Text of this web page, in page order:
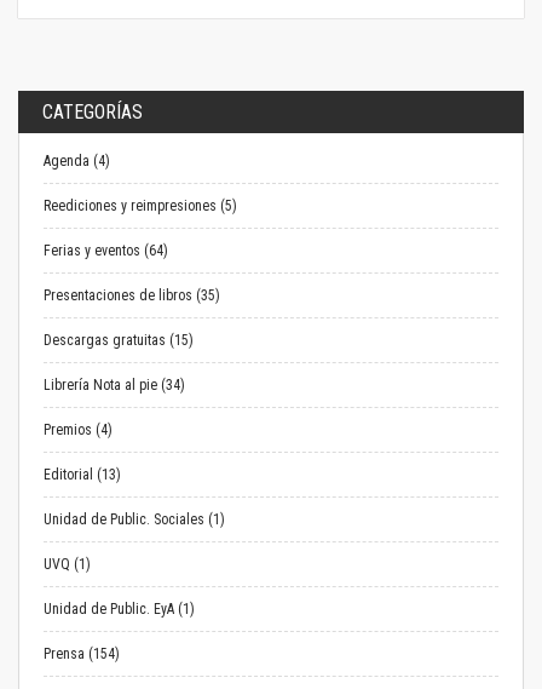
CATEGORÍAS
Agenda (4)
Reediciones y reimpresiones (5)
Ferias y eventos (64)
Presentaciones de libros (35)
Descargas gratuitas (15)
Librería Nota al pie (34)
Premios (4)
Editorial (13)
Unidad de Public. Sociales (1)
UVQ (1)
Unidad de Public. EyA (1)
Prensa (154)